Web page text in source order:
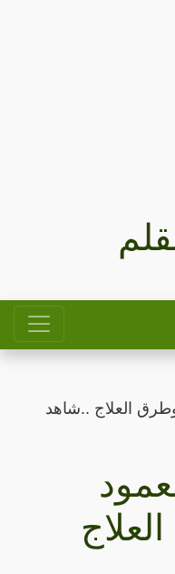
العلاج ..شاهد